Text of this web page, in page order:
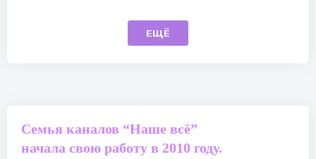
ЕЩЁ
Семья каналов “Наше всё”
начала свою работу в 2010 году.